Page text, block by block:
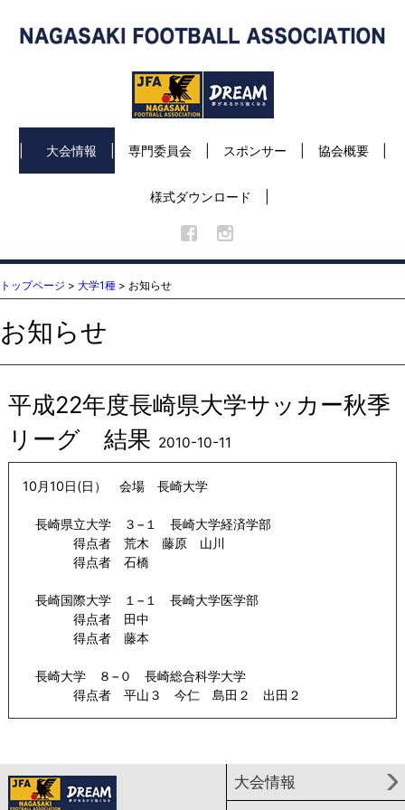
大会情報 専門委員会 スポンサー 協会概要
様式ダウンロード
トップページ > 大学1種 > お知らせ
お知らせ
平成22年度長崎県大学サッカー秋季
リーグ 結果 2010-10-11
10月10日(日） 会場 長崎大学
長崎県立大学 ３−１ 長崎大学経済学部
得点者 荒木 藤原 山川
得点者 石橋
長崎国際大学 １−１ 長崎大学医学部
得点者 田中
得点者 藤本
長崎大学 ８−０ 長崎総合科学大学
得点者 平山３ 今仁 島田２ 出田２
大会情報